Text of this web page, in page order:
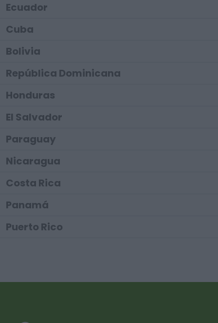
Ecuador
Cuba
Bolivia
República Dominicana
Honduras
El Salvador
Paraguay
Nicaragua
Costa Rica
Panamá
Puerto Rico